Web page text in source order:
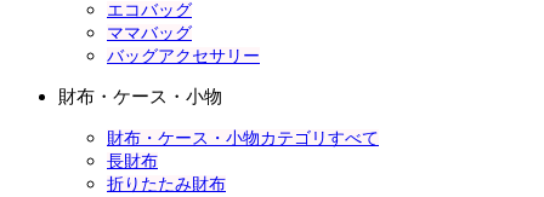
エコバッグ
ママバッグ
バッグアクセサリー
財布・ケース・小物
財布・ケース・小物カテゴリすべて
長財布
折りたたみ財布